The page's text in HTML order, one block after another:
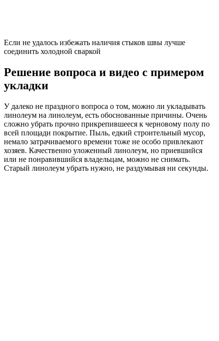
Если не удалось избежать наличия стыков швы лучше
соединить холодной сваркой
Решение вопроса и видео с примером
укладки
У далеко не праздного вопроса о том, можно ли укладывать
линолеум на линолеум, есть обоснованные причины. Очень
сложно убрать прочно прикрепившееся к черновому полу по
всей площади покрытие. Пыль, едкий строительный мусор,
немало затрачиваемого времени тоже не особо привлекают
хозяев. Качественно уложенный линолеум, но приевшийся
или не понравившийся владельцам, можно не снимать.
Старый линолеум убрать нужно, не раздумывая ни секунды.